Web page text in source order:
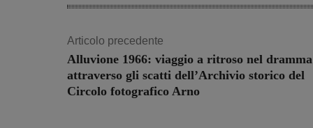
Articolo precedente
Alluvione 1966: viaggio a ritroso nel dramma
attraverso gli scatti dell’Archivio storico del
Circolo fotografico Arno